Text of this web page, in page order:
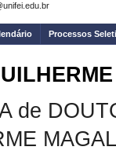
Processos
de